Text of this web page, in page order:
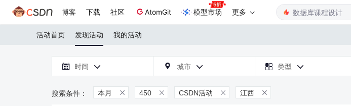
博客 下载 社区 AtomGit 模型市场 更多
活动首页 发现活动 我的活动
 时间   城市   类型 
本月  450  CSDN活动  江西 